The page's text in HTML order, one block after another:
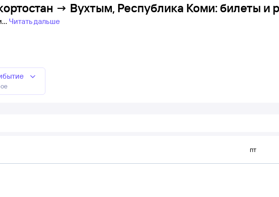
→ Вухтым, Республика Коми: билеты и
Читать дальше
пт